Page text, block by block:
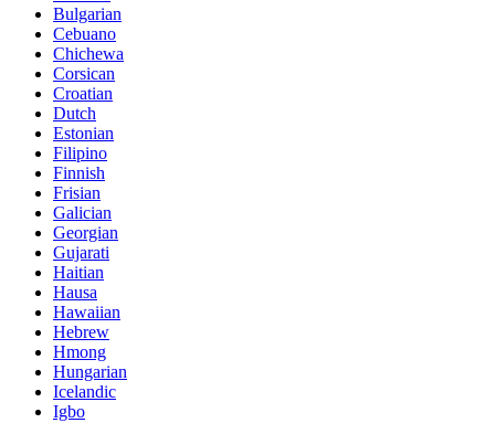
Bulgarian
Cebuano
Chichewa
Corsican
Croatian
Dutch
Estonian
Filipino
Finnish
Frisian
Galician
Georgian
Gujarati
Haitian
Hausa
Hawaiian
Hebrew
Hmong
Hungarian
Icelandic
Igbo